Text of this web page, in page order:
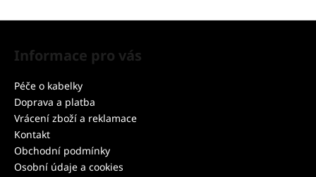
Z
Informace pro vás
Péče o kabelky
Doprava a platba
Vrácení zboží a reklamace
Kontakt
Obchodní podmínky
Osobní údaje a cookies